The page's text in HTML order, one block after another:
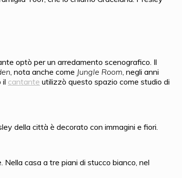
optò per un arredamento scenografico. Il
, nota anche come Jungle Room, negli anni
il cantante utilizzò questo spazio come studio di
della città è decorato con immagini e fiori.
casa a tre piani di stucco bianco, nel